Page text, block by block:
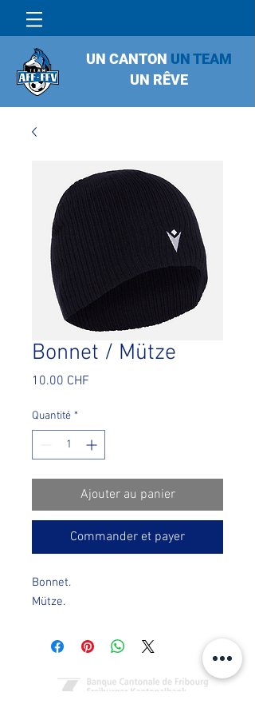
UN CANTON UN TEAM
UN RÊVE
Bonnet / Mütze
10.00 CHF
Quantité *
Ajouter au panier
Commander et payer
Bonnet.
Mütze.